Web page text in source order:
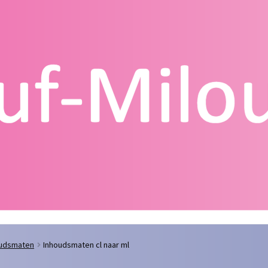
Contact Homepagina Mijn account
Inhoudsmaten cl naar ml